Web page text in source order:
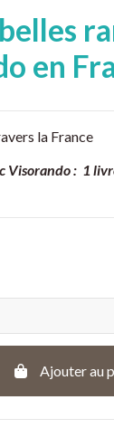
en
la France
Visorando : 1
Ajouter au